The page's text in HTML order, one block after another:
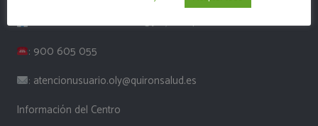
: Paseo de la Castellana 259 E, 28046 Madrid
: 900 605 055
: atencionusuario.oly@quironsalud.es
Información del Centro